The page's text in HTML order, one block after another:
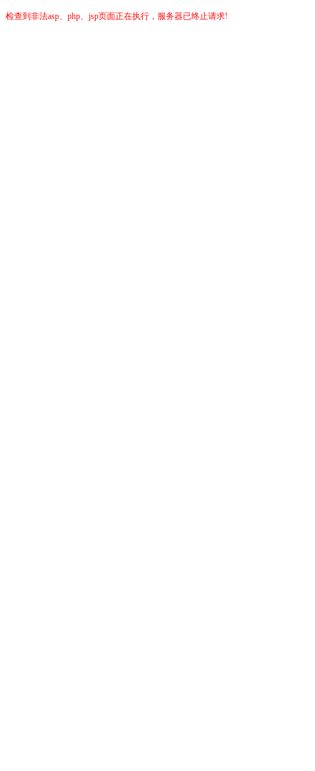
检查到非法asp、php、jsp页面正在执行，服务器已终止请求!